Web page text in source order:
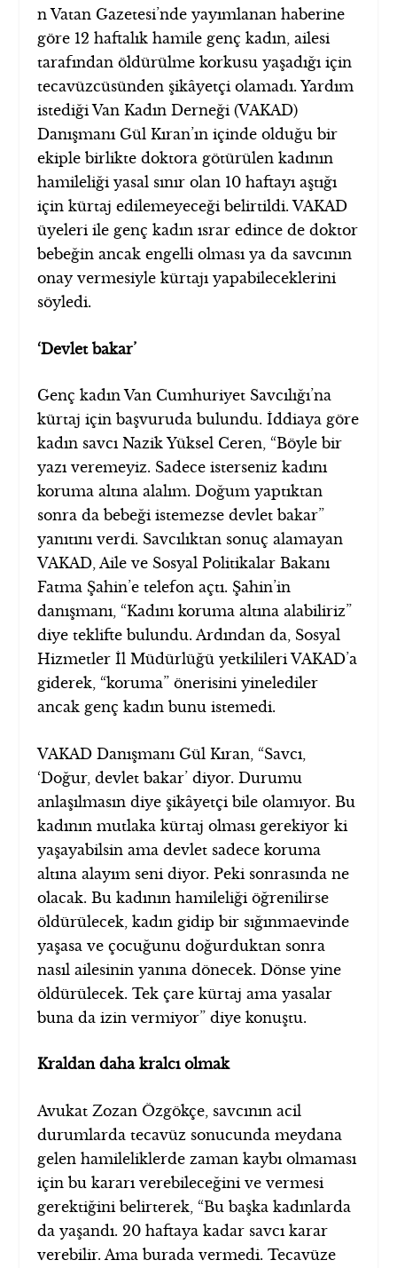
n Vatan Gazetesi’nde yayımlanan haberine
göre 12 haftalık hamile genç kadın, ailesi
tarafından öldürülme korkusu yaşadığı için
tecavüzcüsünden şikâyetçi olamadı. Yardım
istediği Van Kadın Derneği (VAKAD)
Danışmanı Gül Kıran’ın içinde olduğu bir
ekiple birlikte doktora götürülen kadının
hamileliği yasal sınır olan 10 haftayı aştığı
için kürtaj edilemeyeceği belirtildi. VAKAD
üyeleri ile genç kadın ısrar edince de doktor
bebeğin ancak engelli olması ya da savcının
onay vermesiyle kürtajı yapabileceklerini
söyledi.
‘Devlet bakar’
Genç kadın Van Cumhuriyet Savcılığı’na
kürtaj için başvuruda bulundu. İddiaya göre
kadın savcı Nazik Yüksel Ceren, “Böyle bir
yazı veremeyiz. Sadece isterseniz kadını
koruma altına alalım. Doğum yaptıktan
sonra da bebeği istemezse devlet bakar”
yanıtını verdi. Savcılıktan sonuç alamayan
VAKAD, Aile ve Sosyal Politikalar Bakanı
Fatma Şahin’e telefon açtı. Şahin’in
danışmanı, “Kadını koruma altına alabiliriz”
diye teklifte bulundu. Ardından da, Sosyal
Hizmetler İl Müdürlüğü yetkilileri VAKAD’a
giderek, “koruma” önerisini yinelediler
ancak genç kadın bunu istemedi.
VAKAD Danışmanı Gül Kıran, “Savcı,
‘Doğur, devlet bakar’ diyor. Durumu
anlaşılmasın diye şikâyetçi bile olamıyor. Bu
kadının mutlaka kürtaj olması gerekiyor ki
yaşayabilsin ama devlet sadece koruma
altına alayım seni diyor. Peki sonrasında ne
olacak. Bu kadının hamileliği öğrenilirse
öldürülecek, kadın gidip bir sığınmaevinde
yaşasa ve çocuğunu doğurduktan sonra
nasıl ailesinin yanına dönecek. Dönse yine
öldürülecek. Tek çare kürtaj ama yasalar
buna da izin vermiyor” diye konuştu.
Kraldan daha kralcı olmak
Avukat Zozan Özgökçe, savcının acil
durumlarda tecavüz sonucunda meydana
gelen hamileliklerde zaman kaybı olmaması
için bu kararı verebileceğini ve vermesi
gerektiğini belirterek, “Bu başka kadınlarda
da yaşandı. 20 haftaya kadar savcı karar
verebilir. Ama burada vermedi. Tecavüze